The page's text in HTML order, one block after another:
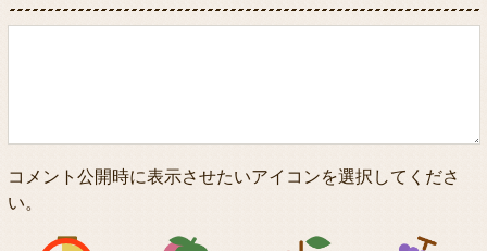
コメント公開時に表示させたいアイコンを選択してくださ
い。
アイコン1 アイコン2 アイコン3